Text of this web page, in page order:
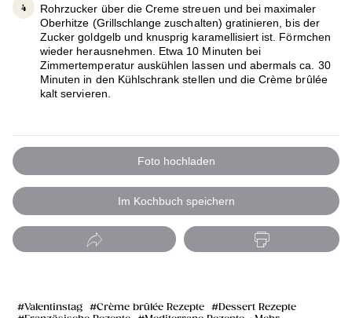
Rohrzucker über die Creme streuen und bei maximaler
Oberhitze (Grillschlange zuschalten) gratinieren, bis der
Zucker goldgelb und knusprig karamellisiert ist. Förmchen
wieder herausnehmen. Etwa 10 Minuten bei
Zimmertemperatur auskühlen lassen und abermals ca. 30
Minuten in den Kühlschrank stellen und die Crème brûlée
kalt servieren.
Foto hochladen
Im Kochbuch speichern
Valentinstag Crème brûlée Rezepte
Dessert Rezepte